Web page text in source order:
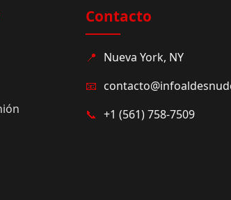
Contacto
📍 Nueva York, NY
📧
📞 +1 (561) 758-7509